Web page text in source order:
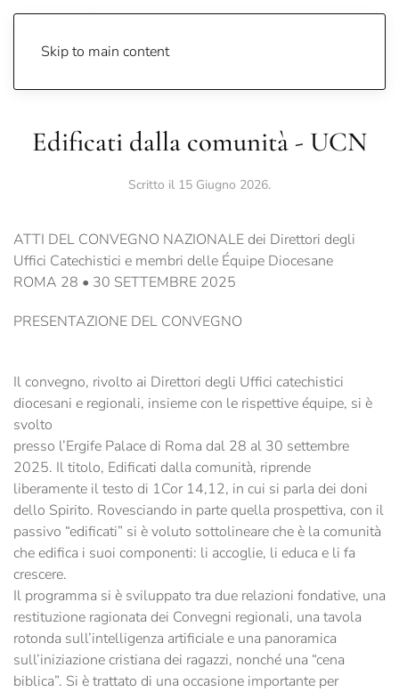
Skip to main content
Catechetica UPS
Edificati dalla comunità - UCN
Scritto il 15 Giugno 2026.
ATTI DEL CONVEGNO NAZIONALE dei Direttori degli
Uffici Catechistici e membri delle Équipe Diocesane
ROMA 28 • 30 SETTEMBRE 2025
PRESENTAZIONE DEL CONVEGNO
Il convegno, rivolto ai Direttori degli Uffici catechistici
diocesani e regionali, insieme con le rispettive équipe, si è
svolto
presso l’Ergife Palace di Roma dal 28 al 30 settembre
2025. Il titolo, Edificati dalla comunità, riprende
liberamente il testo di 1Cor 14,12, in cui si parla dei doni
dello Spirito. Rovesciando in parte quella prospettiva, con il
passivo “edificati” si è voluto sottolineare che è la comunità
che edifica i suoi componenti: li accoglie, li educa e li fa
crescere.
Il programma si è sviluppato tra due relazioni fondative, una
restituzione ragionata dei Convegni regionali, una tavola
rotonda sull’intelligenza artificiale e una panoramica
sull’iniziazione cristiana dei ragazzi, nonché una “cena
biblica”. Si è trattato di una occasione importante per